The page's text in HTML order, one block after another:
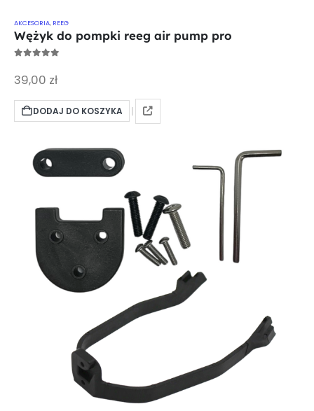
AKCESORIA, REEG
Wężyk do pompki reeg air pump pro
39,00 zł
DODAJ DO KOSZYKA